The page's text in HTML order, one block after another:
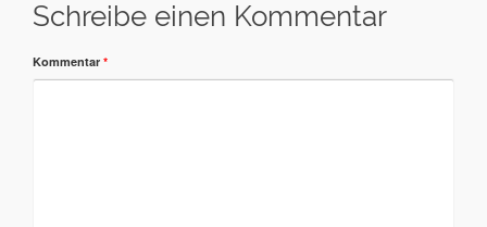
Schreibe einen Kommentar
Kommentar *